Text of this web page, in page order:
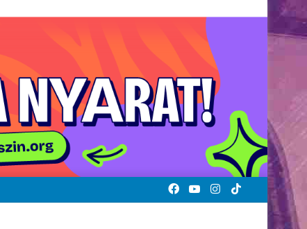
TikTok
Instagram
YouTube
Facebook